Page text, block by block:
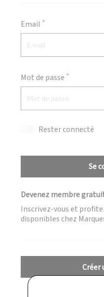
Email
Mot de passe
Rester connecté
Se
Devenez membre
Inscrivez-vous et
disponibles chez
Créer